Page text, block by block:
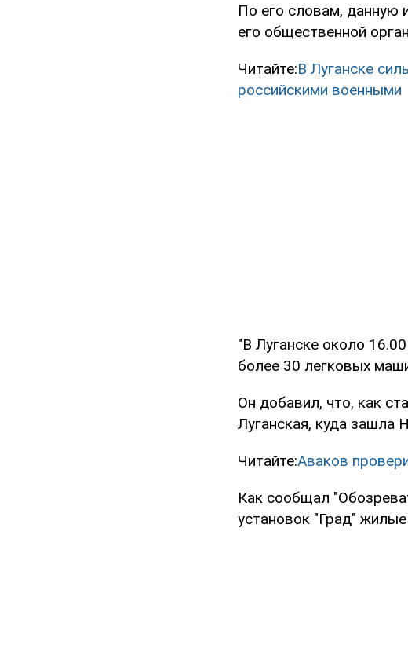
По его словам, данную
его общественной
Читайте:В Луганске
российскими военными
"В Луганске около
более 30 легковых
Он добавил, что, как
Луганская, куда зашла
Читайте:Аваков
Как сообщал
установок "Град"